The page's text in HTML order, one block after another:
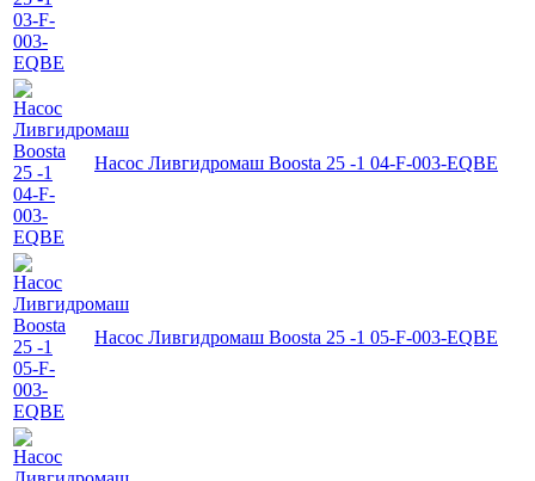
Насос Ливгидромаш Boosta 25 -1 04-F-003-EQBE
Насос Ливгидромаш Boosta 25 -1 05-F-003-EQBE